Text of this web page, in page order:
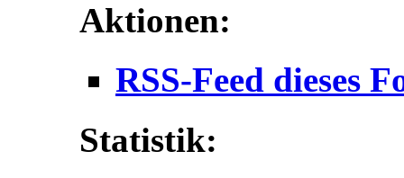
Aktionen:
RSS-Feed dieses
Statistik: